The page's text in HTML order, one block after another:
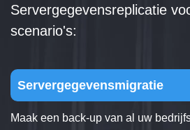
Servergegevensreplicatie
scenario's:
Servergegevensmigratie
Maak een back-up van al uw